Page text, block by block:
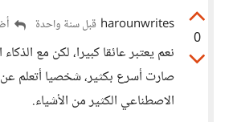
0
harounwrites قبل سنة واحدة
نعم يعتبر عائقا كبيرا، لكن مع
صارت أسرع بكثير، شخصيا أتعلم
الاصطناعي الكثير من الأشياء.